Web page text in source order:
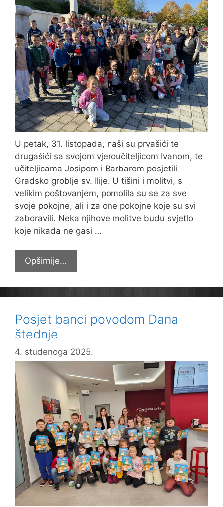
U petak, 31. listopada, naši su prvašići te
drugašići sa svojom vjeroučiteljicom Ivanom, te
učiteljicama Josipom i Barbarom posjetili
Gradsko groblje sv. Ilije. U tišini i molitvi, s
velikim poštovanjem, pomolila su se za sve
svoje pokojne, ali i za one pokojne koje su svi
zaboravili. Neka njihove molitve budu svjetlo
koje nikada ne gasi …
Opširnije…
se
onih
koji
nisu
nama
Posjet banci povodom Dana
štednje
4. studenoga 2025.